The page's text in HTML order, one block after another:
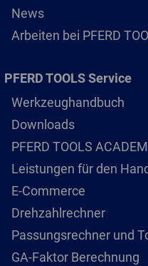
News
Arbeiten bei PFERD
PFERD TOOLS Service
Werkzeughandbuch
Downloads
PFERD TOOLS
Leistungen für den
E-Commerce
Drehzahlrechner
Passungsrechner und
GA-Faktor Berechnung